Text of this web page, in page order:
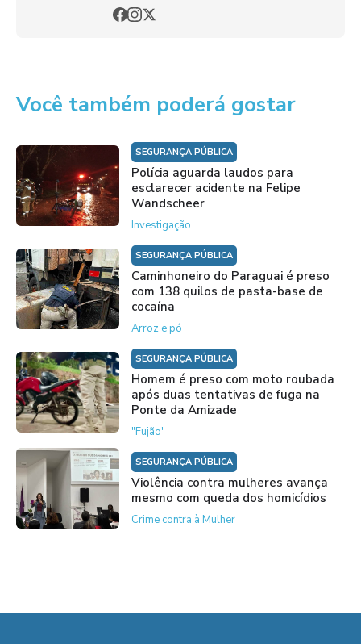
Você também poderá gostar
SEGURANÇA PÚBLICA
Polícia aguarda laudos para
esclarecer acidente na Felipe
Wandscheer
Investigação
SEGURANÇA PÚBLICA
Caminhoneiro do Paraguai é preso
com 138 quilos de pasta-base de
cocaína
Arroz e pó
SEGURANÇA PÚBLICA
Homem é preso com moto roubada
após duas tentativas de fuga na
Ponte da Amizade
"Fujão"
SEGURANÇA PÚBLICA
Violência contra mulheres avança
mesmo com queda dos homicídios
Crime contra à Mulher